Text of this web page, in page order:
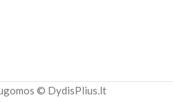
© DydisPlius.lt